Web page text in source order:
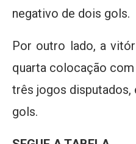
negativo de dois gols.
Por outro lado, a
quarta colocação
três jogos
gols.